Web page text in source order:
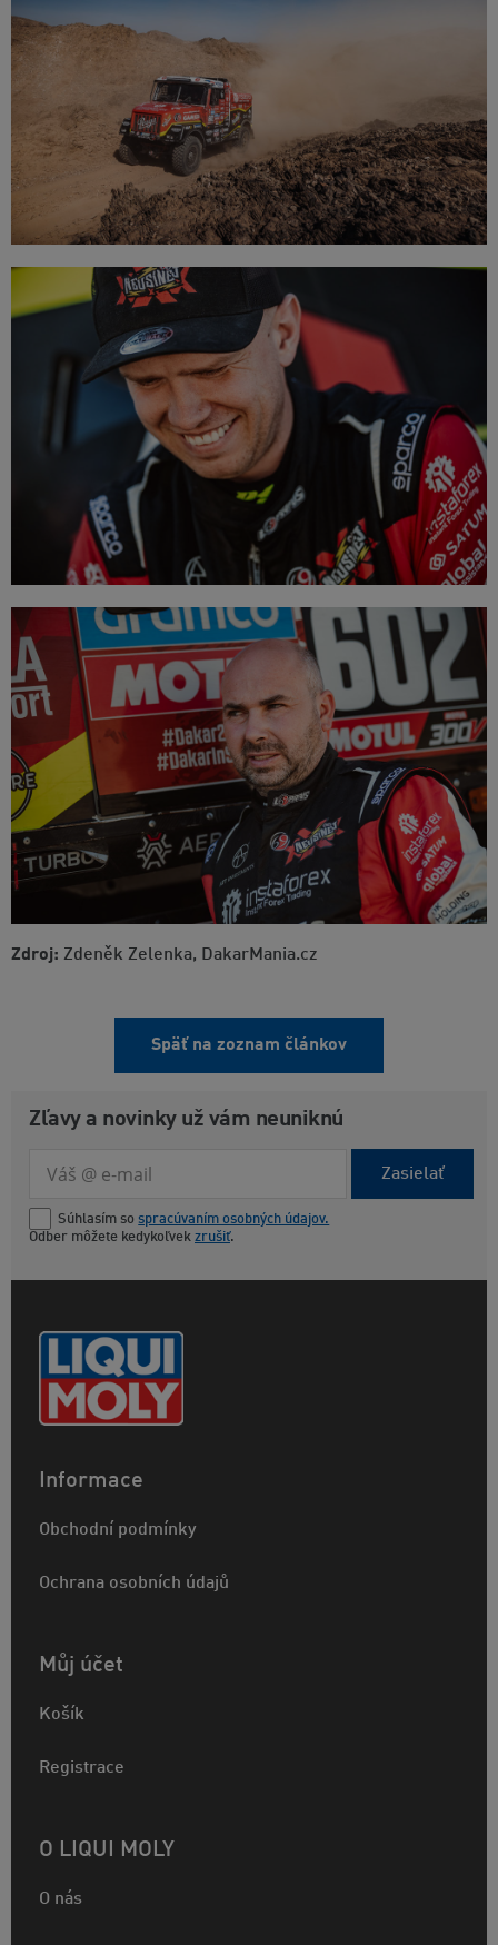
Zdroj: Zdeněk Zelenka, DakarMania.cz
Späť na zoznam článkov
Zľavy a novinky už vám neuniknú
Zasielať
Súhlasím so spracúvaním osobných údajov.
Odber môžete kedykoľvek zrušiť.
Informace
Obchodní podmínky
Ochrana osobních údajů
Můj účet
Košík
Registrace
O LIQUI MOLY
O nás